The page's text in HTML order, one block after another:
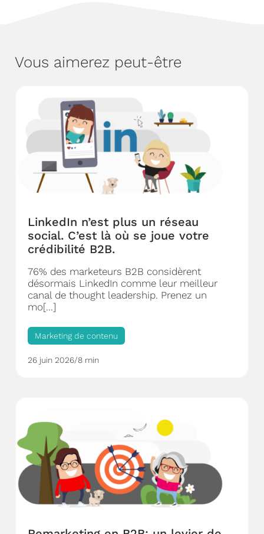
Vous aimerez peut-être
LinkedIn n’est plus un réseau
social. C’est là où se joue votre
crédibilité B2B.
76% des marketeurs B2B considèrent
désormais LinkedIn comme leur meilleur
canal de thought leadership. Prenez un
mo[...]
Marketing de contenu
26 juin 2026/8 min